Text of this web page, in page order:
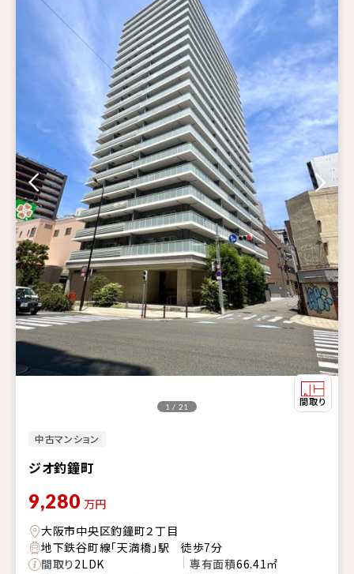
中古マンション
ジオ釣鐘町
1 / 21
9,280 万円
大阪市中央区釣鐘町２丁目
地下鉄谷町線「天満橋」駅 徒歩7分
間取り2LDK 専有面積66.41㎡